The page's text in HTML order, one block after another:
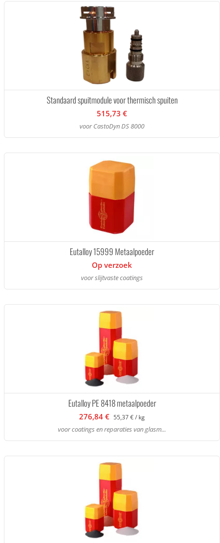
Standaard spuitmodule voor thermisch spuiten
515,73 €
voor CastoDyn DS 8000
Eutalloy 15999 Metaalpoeder
Op verzoek
voor slijtvaste coatings
Eutalloy PE 8418 metaalpoeder
276,84 € 55,37 € / kg
voor coatings en reparaties van glasm...